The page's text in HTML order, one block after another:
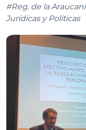
#Reg. de la
Jurídicas y Políticas